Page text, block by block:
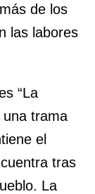
de los
las labores
“La
una trama
el
tras
La